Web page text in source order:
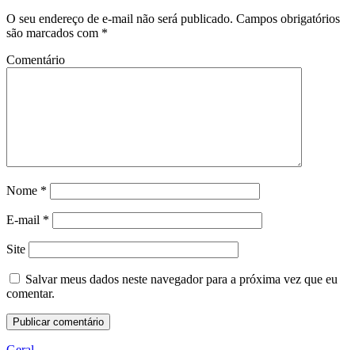
O seu endereço de e-mail não será publicado. Campos obrigatórios
são marcados com *
Comentário
Nome *
E-mail *
Site
Salvar meus dados neste navegador para a próxima vez que eu
comentar.